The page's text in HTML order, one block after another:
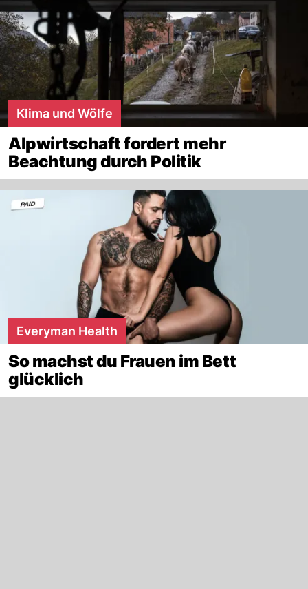
Klima und Wölfe
Alpwirtschaft fordert mehr
Beachtung durch Politik
Everyman Health
So machst du Frauen im Bett
glücklich